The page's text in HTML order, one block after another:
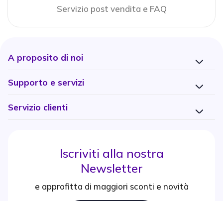
Servizio post vendita e FAQ
A proposito di noi
Supporto e servizi
Servizio clienti
Iscriviti alla nostra
Newsletter
e approfitta di maggiori sconti e novità